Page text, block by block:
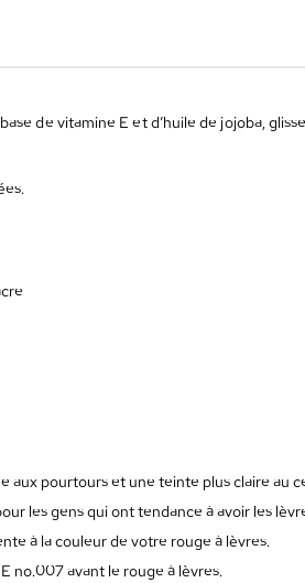
de vitamine E et d’huile de jojoba,
aux pourtours et une teinte plus claire au
les gens qui ont tendance à avoir les
à la couleur de votre rouge à lèvres.
no.007 avant le rouge à lèvres.